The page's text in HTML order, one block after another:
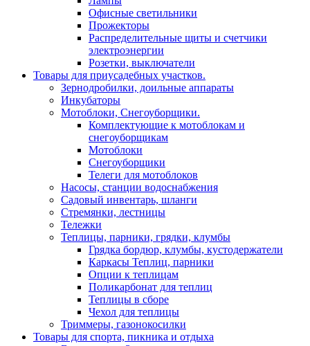
Офисные светильники
Прожекторы
Распределительные щиты и счетчики
электроэнергии
Розетки, выключатели
Товары для приусадебных участков.
Зернодробилки, доильные аппараты
Инкубаторы
Мотоблоки, Снегоуборщики.
Комплектующие к мотоблокам и
снегоуборщикам
Мотоблоки
Снегоуборщики
Телеги для мотоблоков
Насосы, станции водоснабжения
Садовый инвентарь, шланги
Стремянки, лестницы
Тележки
Теплицы, парники, грядки, клумбы
Грядка бордюр, клумбы, кустодержатели
Каркасы Теплиц, парники
Опции к теплицам
Поликарбонат для теплиц
Теплицы в сборе
Чехол для теплицы
Триммеры, газонокосилки
Товары для спорта, пикника и отдыха